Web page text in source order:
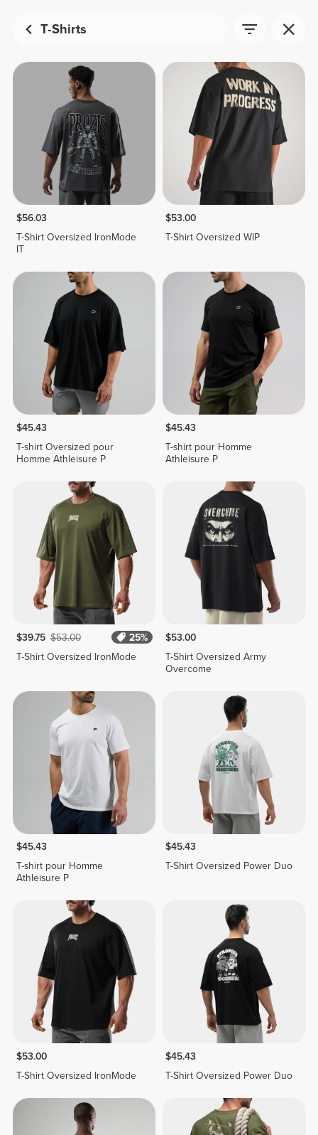
T-Shirts
$56.03
T-Shirt Oversized IronMode
IT
$53.00
T-Shirt Oversized WIP
$45.43
T-shirt Oversized pour
Homme Athleisure P
$45.43
T-shirt pour Homme
Athleisure P
$39.75 $53.00
25%
T-Shirt Oversized IronMode
$53.00
T-Shirt Oversized Army
Overcome
$45.43
T-shirt pour Homme
Athleisure P
$45.43
T-Shirt Oversized Power Duo
$53.00
T-Shirt Oversized IronMode
$45.43
T-Shirt Oversized Power Duo